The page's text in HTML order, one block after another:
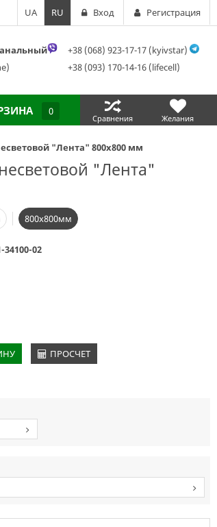
"Лента" 800х800 мм
"Лента"
800х800мм
34100-02
ПРОСЧЕТ
UA RU Вход Регистрация
+38 (068) 923-17-17 (kyivstar)
+38 (093) 170-14-16 (lifecell)
0
Сравнения Желания